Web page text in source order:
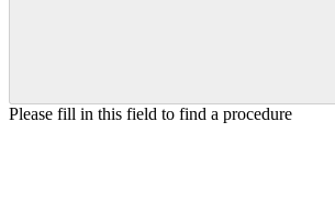
Please fill in this field to find a procedure